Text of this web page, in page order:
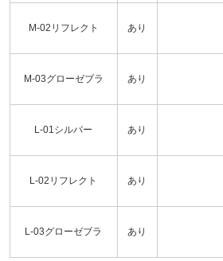
M-02リフレクト あり
M-03グローゼブラ あり
L-01シルバー あり
L-02リフレクト あり
L-03グローゼブラ あり